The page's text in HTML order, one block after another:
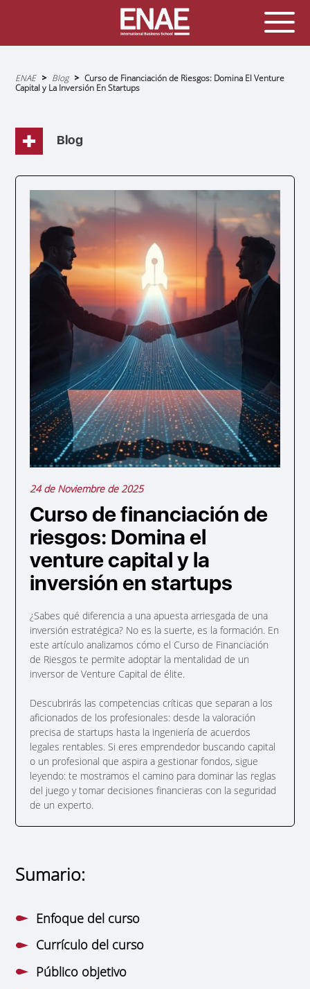
Sobrescribir
enlaces
de
navegación
ENAE Blog
Curso de Financiación de Riesgos: Domina El Venture
Capital y La Inversión En Startups
Blog
24 de Noviembre de 2025
Curso de financiación de
riesgos: Domina el
venture capital y la
inversión en startups
¿Sabes qué diferencia a una apuesta arriesgada de una
inversión estratégica? No es la suerte, es la formación. En
este artículo analizamos cómo el Curso de Financiación
de Riesgos te permite adoptar la mentalidad de un
inversor de Venture Capital de élite.
Descubrirás las competencias críticas que separan a los
aficionados de los profesionales: desde la valoración
precisa de startups hasta la ingeniería de acuerdos
legales rentables. Si eres emprendedor buscando capital
o un profesional que aspira a gestionar fondos, sigue
leyendo: te mostramos el camino para dominar las reglas
del juego y tomar decisiones financieras con la seguridad
de un experto.
Sumario:
Enfoque del curso
Currículo del curso
Público objetivo